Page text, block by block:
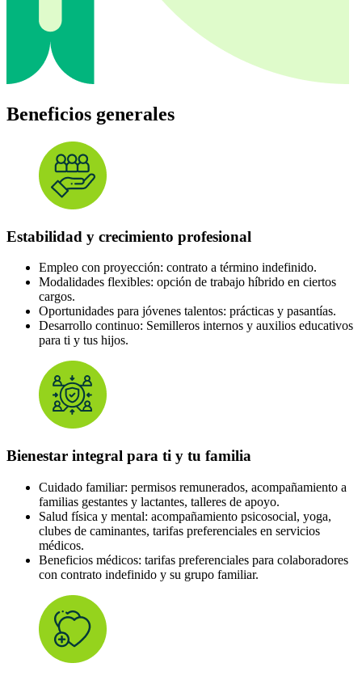
Beneficios generales
Estabilidad y crecimiento profesional
Empleo con proyección: contrato a término indefinido.
Modalidades flexibles: opción de trabajo híbrido en ciertos
cargos.
Oportunidades para jóvenes talentos: prácticas y pasantías.
Desarrollo continuo: Semilleros internos y auxilios educativos
para ti y tus hijos.
Bienestar integral para ti y tu familia
Cuidado familiar: permisos remunerados, acompañamiento a
familias gestantes y lactantes, talleres de apoyo.
Salud física y mental: acompañamiento psicosocial, yoga,
clubes de caminantes, tarifas preferenciales en servicios
médicos.
Beneficios médicos: tarifas preferenciales para colaboradores
con contrato indefinido y su grupo familiar.